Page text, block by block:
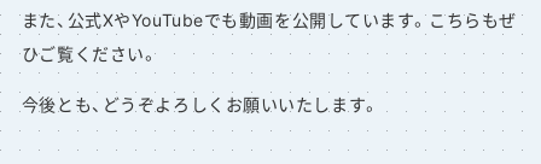
また、公式XやYouTubeでも動画を公開しています。こちらもぜ
ひご覧ください。
今後とも、どうぞよろしくお願いいたします。